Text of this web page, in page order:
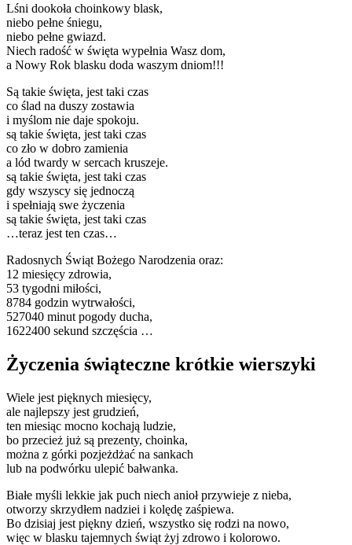
Lśni dookoła choinkowy blask,
niebo pełne śniegu,
niebo pełne gwiazd.
Niech radość w święta wypełnia Wasz dom,
a Nowy Rok blasku doda waszym dniom!!!
Są takie święta, jest taki czas
co ślad na duszy zostawia
i myślom nie daje spokoju.
są takie święta, jest taki czas
co zło w dobro zamienia
a lód twardy w sercach kruszeje.
są takie święta, jest taki czas
gdy wszyscy się jednoczą
i spełniają swe życzenia
są takie święta, jest taki czas
…teraz jest ten czas…
Radosnych Świąt Bożego Narodzenia oraz:
12 miesięcy zdrowia,
53 tygodni miłości,
8784 godzin wytrwałości,
527040 minut pogody ducha,
1622400 sekund szczęścia …
Życzenia świąteczne krótkie wierszyki
Wiele jest pięknych miesięcy,
ale najlepszy jest grudzień,
ten miesiąc mocno kochają ludzie,
bo przecież już są prezenty, choinka,
można z górki pozjeżdżać na sankach
lub na podwórku ulepić bałwanka.
Białe myśli lekkie jak puch niech anioł przywieje z nieba,
otworzy skrzydłem nadziei i kolędę zaśpiewa.
Bo dzisiaj jest piękny dzień, wszystko się rodzi na nowo,
więc w blasku tajemnych świąt żyj zdrowo i kolorowo.